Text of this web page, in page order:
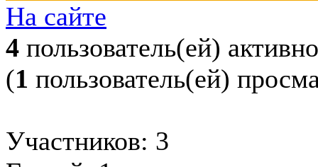
На сайте
4 пользователь(ей) активно
(1 пользователь(ей)
Участников: 3